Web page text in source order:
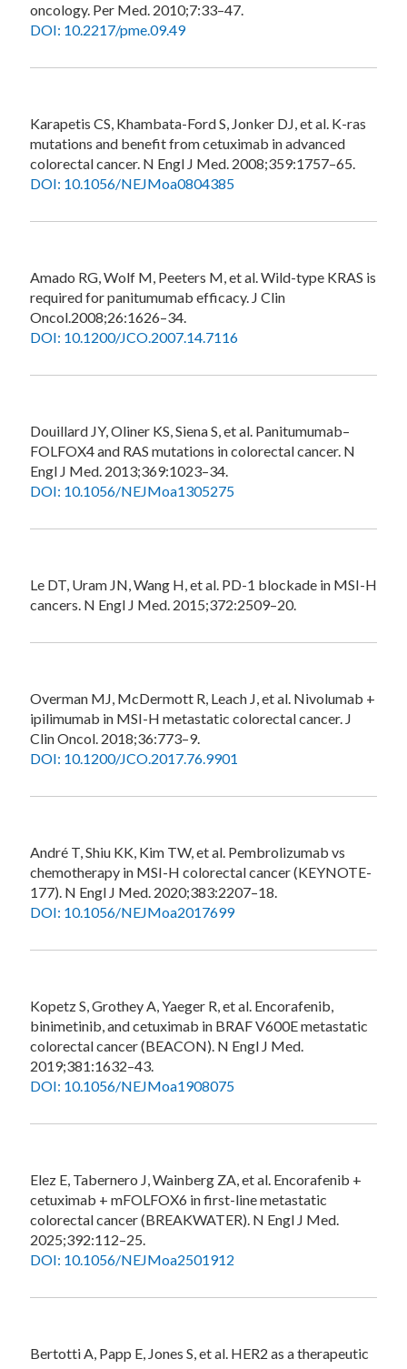
oncology. Per Med. 2010;7:33–47.
DOI: 10.2217/pme.09.49
Karapetis CS, Khambata-Ford S, Jonker DJ, et al. K-ras
mutations and benefit from cetuximab in advanced
colorectal cancer. N Engl J Med. 2008;359:1757–65.
DOI: 10.1056/NEJMoa0804385
Amado RG, Wolf M, Peeters M, et al. Wild-type KRAS is
required for panitumumab efficacy. J Clin
Oncol.2008;26:1626–34.
DOI: 10.1200/JCO.2007.14.7116
Douillard JY, Oliner KS, Siena S, et al. Panitumumab–
FOLFOX4 and RAS mutations in colorectal cancer. N
Engl J Med. 2013;369:1023–34.
DOI: 10.1056/NEJMoa1305275
Le DT, Uram JN, Wang H, et al. PD-1 blockade in MSI-H
cancers. N Engl J Med. 2015;372:2509–20.
Overman MJ, McDermott R, Leach J, et al. Nivolumab +
ipilimumab in MSI-H metastatic colorectal cancer. J
Clin Oncol. 2018;36:773–9.
DOI: 10.1200/JCO.2017.76.9901
André T, Shiu KK, Kim TW, et al. Pembrolizumab vs
chemotherapy in MSI-H colorectal cancer (KEYNOTE-
177). N Engl J Med. 2020;383:2207–18.
DOI: 10.1056/NEJMoa2017699
Kopetz S, Grothey A, Yaeger R, et al. Encorafenib,
binimetinib, and cetuximab in BRAF V600E metastatic
colorectal cancer (BEACON). N Engl J Med.
2019;381:1632–43.
DOI: 10.1056/NEJMoa1908075
Elez E, Tabernero J, Wainberg ZA, et al. Encorafenib +
cetuximab + mFOLFOX6 in first-line metastatic
colorectal cancer (BREAKWATER). N Engl J Med.
2025;392:112–25.
DOI: 10.1056/NEJMoa2501912
Bertotti A, Papp E, Jones S, et al. HER2 as a therapeutic